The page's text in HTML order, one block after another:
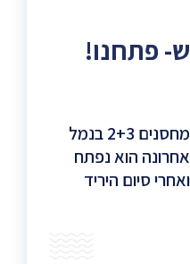
פתחנו!
בארבע השנים האחרונות מחסנים 2+3 בנמל
הוא נפתח
סיום היריד